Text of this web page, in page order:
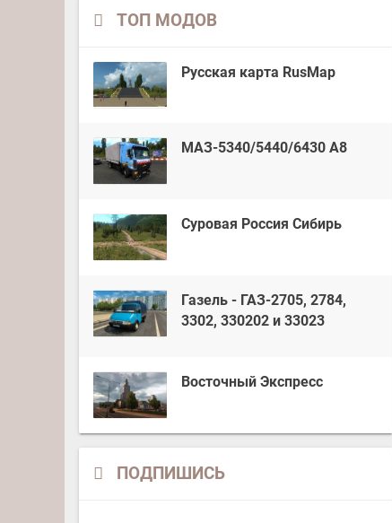
ТОП МОДОВ
Русская карта RusMap
МАЗ-5340/5440/6430 А8
Суровая Россия Сибирь
Газель - ГАЗ-2705, 2784,
3302, 330202 и 33023
Восточный Экспресс
ПОДПИШИСЬ